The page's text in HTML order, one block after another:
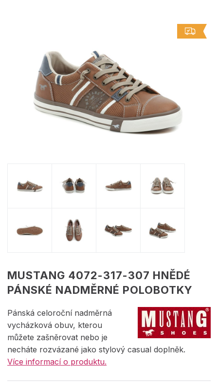
MUSTANG 4072-317-307 HNĚDÉ
PÁNSKÉ NADMĚRNÉ POLOBOTKY
Pánská celoroční nadměrná
vycházková obuv, kterou
můžete zašněrovat nebo je
necháte rozvázané jako stylový casual doplněk.
Více informací o produktu.